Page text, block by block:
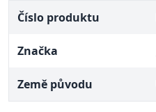
Číslo produktu
Značka
Země původu